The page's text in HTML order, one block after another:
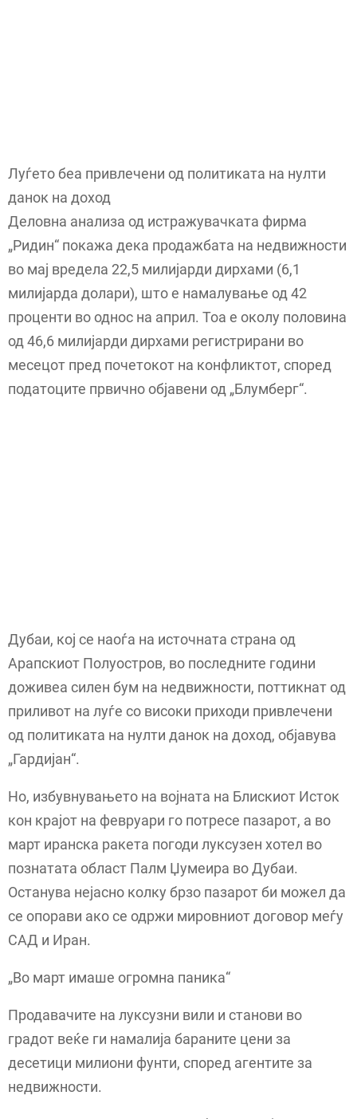
Луѓето беа привлечени од политиката на нулти
данок на доход
Деловна анализа од истражувачката фирма
„Ридин“ покажа дека продажбата на недвижности
во мај вредела 22,5 милијарди дирхами (6,1
милијарда долари), што е намалување од 42
проценти во однос на април. Тоа е околу половина
од 46,6 милијарди дирхами регистрирани во
месецот пред почетокот на конфликтот, според
податоците првично објавени од „Блумберг“.
Дубаи, кој се наоѓа на источната страна од
Арапскиот Полуостров, во последните години
доживеа силен бум на недвижности, поттикнат од
приливот на луѓе со високи приходи привлечени
од политиката на нулти данок на доход, објавува
„Гардијан“.
Но, избувнувањето на војната на Блискиот Исток
кон крајот на февруари го потресе пазарот, а во
март иранска ракета погоди луксузен хотел во
познатата област Палм Џумеира во Дубаи.
Останува нејасно колку брзо пазарот би можел да
се опорави ако се одржи мировниот договор меѓу
САД и Иран.
„Во март имаше огромна паника“
Продавачите на луксузни вили и станови во
градот веќе ги намалија бараните цени за
десетици милиони фунти, според агентите за
недвижности.